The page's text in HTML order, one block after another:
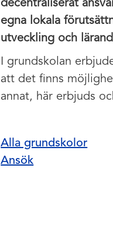
decentraliserat
egna lokala
utveckling och
I grundskolan
att det finns
annat, här erbjuds
Alla grundskolor
Ansök